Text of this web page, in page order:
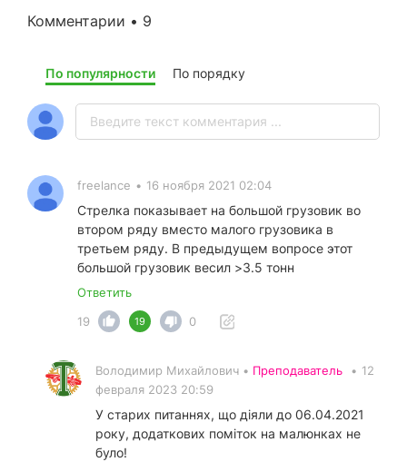
Комментарии • 9
По популярности По порядку
freelance • 16 ноября 2021 02:04
Стрелка показывает на большой грузовик во
втором ряду вместо малого грузовика в
третьем ряду. В предыдущем вопросе этот
большой грузовик весил >3.5 тонн
Ответить
19
19 0
Володимир Михайлович • Преподаватель • 12
февраля 2023 20:59
У старих питаннях, що діяли до 06.04.2021
року, додаткових поміток на малюнках не
було!